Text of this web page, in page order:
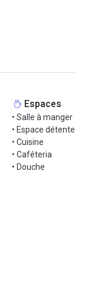
privilégié au cœur
Avec une
et les
garantissant
propice à
salles de
est mis à
écologique. La
optimale pour
cet
avec vos clients
facilitent
aisée avec
parfaits pour
ainsi l'esprit de
Espaces
• Salle à manger
• Espace détente
• Cuisine
• Caféteria
• Douche